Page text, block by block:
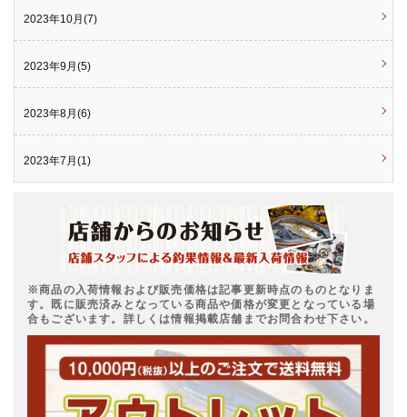
2023年10月(7)
2023年9月(5)
2023年8月(6)
2023年7月(1)
※商品の入荷情報および販売価格は記事更新時点のものとなりま
す。既に販売済みとなっている商品や価格が変更となっている場
合もございます。詳しくは情報掲載店舗までお問合わせ下さい。